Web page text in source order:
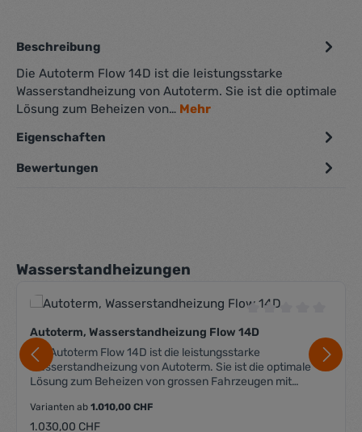
Beschreibung
Die Autoterm Flow 14D ist die leistungsstarke
Wasserstandheizung von Autoterm. Sie ist die optimale
Lösung zum Beheizen von… Mehr
Eigenschaften
Bewertungen
Produktgalerie überspringen
Wasserstandheizungen
Durchschnittliche
Autoterm, Wasserstandheizung Flow 14D
Die Autoterm Flow 14D ist die leistungsstarke
Wasserstandheizung von Autoterm. Sie ist die optimale
Lösung zum Beheizen von grossen Fahrzeugen mit
der Motor vorgewärmt wird, kann sichergestellt werden,
dass dieser auch bei niedrigen Temperaturen startet.
Varianten ab 1.010,00 CHF
Regulärer Preis:
1.030,00 CHF